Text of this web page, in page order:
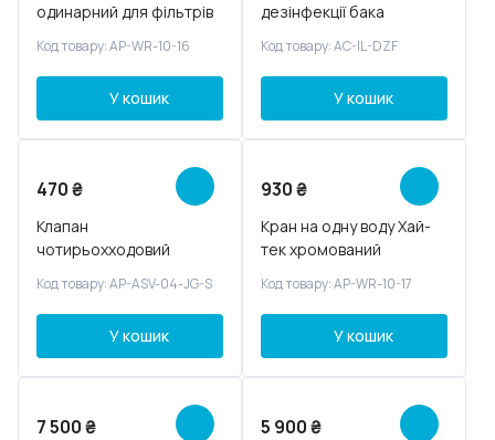
одинарний для фільтрів
Код товару: AP-WR-10-16
У кошик
дезінфекції бака
осмосу
Код товару: AC-IL-DZF
У кошик
470₴
Клапан
чотирьохходовий
Код товару: AP-ASV-04-JG-S
У кошик
930₴
Кран на одну воду Хай-
тек хромований
Код товару: AP-WR-10-17
У кошик
7 500₴ 5 900₴